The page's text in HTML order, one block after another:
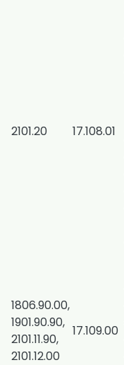
2101.20 17.108.01
1806.90.00,
1901.90.90,
2101.11.90,
2101.12.00
​17.109.00